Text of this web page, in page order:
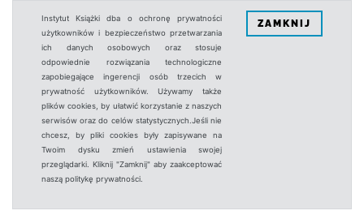
Instytut Książki dba o ochronę prywatności
użytkowników i bezpieczeństwo przetwarzania
ich danych osobowych oraz stosuje
odpowiednie rozwiązania technologiczne
zapobiegające ingerencji osób trzecich w
prywatność użytkowników. Używamy także
plików cookies, by ułatwić korzystanie z naszych
serwisów oraz do celów statystycznych.Jeśli nie
chcesz, by pliki cookies były zapisywane na
Twoim dysku zmień ustawienia swojej
przeglądarki. Kliknij "Zamknij" aby zaakceptować
naszą politykę prywatności.
ZAMKNIJ